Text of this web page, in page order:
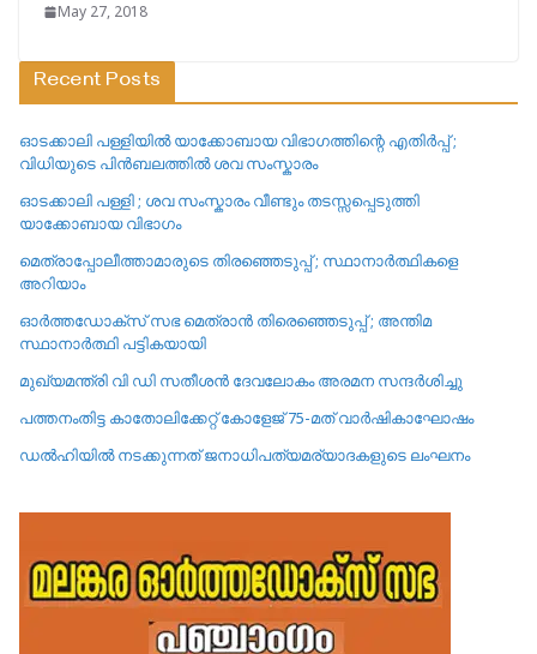
May 27, 2018
Recent Posts
ഓടക്കാലി പള്ളിയിൽ യാക്കോബായ വിഭാഗത്തിന്റെ എതിർപ്പ് ;
വിധിയുടെ പിൻബലത്തിൽ ശവ സംസ്കാരം
ഓടക്കാലി പള്ളി ; ശവ സംസ്കാരം വീണ്ടും തടസ്സപ്പെടുത്തി
യാക്കോബായ വിഭാഗം
മെത്രാപ്പോലീത്താമാരുടെ തിരഞ്ഞെടുപ്പ് ; സ്ഥാനാർത്ഥികളെ
അറിയാം
ഓർത്തഡോക്സ് സഭ മെത്രാൻ തിരെഞ്ഞെടുപ്പ് ; അന്തിമ
സ്ഥാനാർത്ഥി പട്ടികയായി
മുഖ്യമന്ത്രി വി ഡി സതീശൻ ദേവലോകം അരമന സന്ദർശിച്ചു
പത്തനംതിട്ട കാതോലിക്കേറ്റ്‌ കോളേജ്‌ 75-മത് വാർഷികാഘോഷം
ഡൽഹിയിൽ നടക്കുന്നത് ജനാധിപത്യമര്യാദകളുടെ ലംഘനം